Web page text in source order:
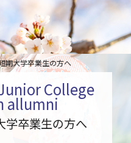
期大学卒業生の方へ
College
allumni
学卒業生の方へ